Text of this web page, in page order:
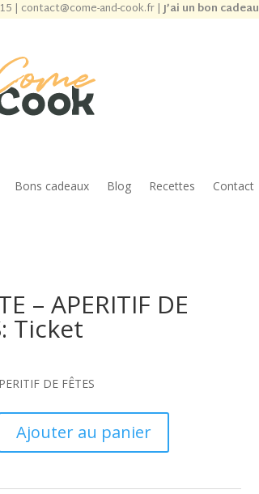
| contact@come-and-cook.fr|J’ai un bon cadeau
Bons cadeaux Blog Recettes Contact
– APERITIF DE
Ticket
DE FÊTES
Ajouter au panier